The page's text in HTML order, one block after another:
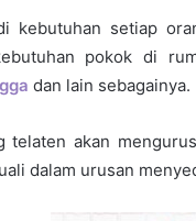
kebutuhan setiap
pokok di
dan lain sebagainya.
telaten akan
dalam urusan